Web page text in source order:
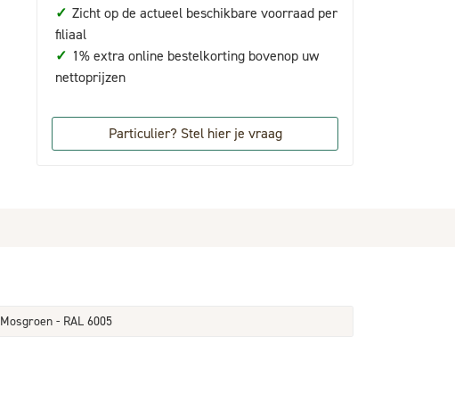
✓ Zicht op de actueel beschikbare voorraad per
filiaal
✓ 1% extra online bestelkorting bovenop uw
nettoprijzen
Particulier? Stel hier je vraag
Mosgroen - RAL 6005